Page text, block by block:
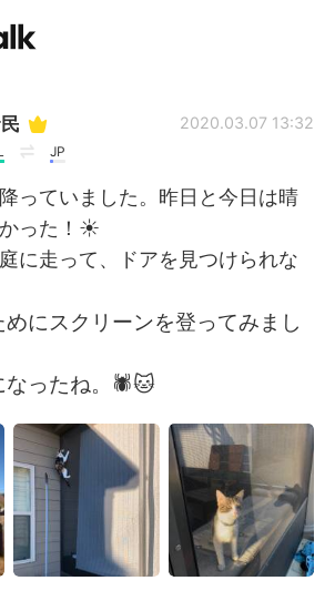
linguistico
简体中文
Español
Français
日本語
Русский
JP
2020.03.07 13:32
っていました。昨日と今日は晴
った！☀️
に走って、ドアを見つけられな
にスクリーンを登ってみまし
なったね。🕷🐱